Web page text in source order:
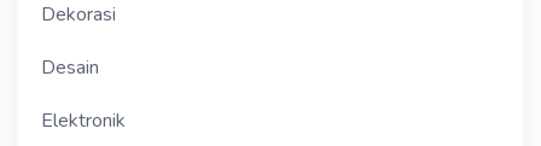
Dekorasi
Desain
Elektronik